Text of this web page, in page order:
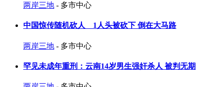
两岸三地 - 多市中心
中国惊传随机砍人 1人头被砍下 倒在大马路
两岸三地 - 多市中心
罕见未成年重刑：云南14岁男生强奸杀人 被判无期